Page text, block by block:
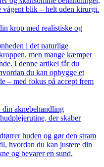
blik – helt uden kirurgi.
krop med realistiske og
i det naturlige
men mange kæmper
I denne artikel får du
du kan opbygge et
– med fokus på accept frem
din aknebehandling
der skaber
huden og gør den stram
hvordan du kan justere din
og bevarer en sund,